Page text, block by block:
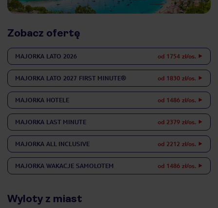
Zobacz ofertę
MAJORKA LATO 2026 od 1754 zł/os.
MAJORKA LATO 2027 FIRST MINUTE® od 1830 zł/os.
MAJORKA HOTELE od 1486 zł/os.
MAJORKA LAST MINUTE od 2379 zł/os.
MAJORKA ALL INCLUSIVE od 2212 zł/os.
MAJORKA WAKACJE SAMOLOTEM od 1486 zł/os.
Wyloty z miast